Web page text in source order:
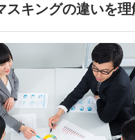
スキングの違いを理